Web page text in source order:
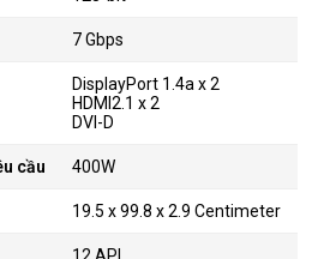
7 Gbps
DisplayPort 1.4a x 2
HDMI2.1 x 2
DVI-D
cầu 400W
19.5 x 99.8 x 2.9 Centimeter
12 API